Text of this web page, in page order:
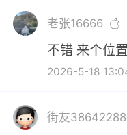
老张16666
不错 来个位置
2026-5-18
街友38642288